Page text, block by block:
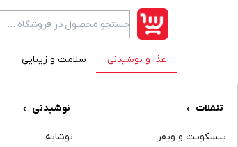
غذا و نوشیدنی سلامت و زیبایی
تنقلات
بیسکویت و ویفر
نوشیدنی
نوشابه
category item